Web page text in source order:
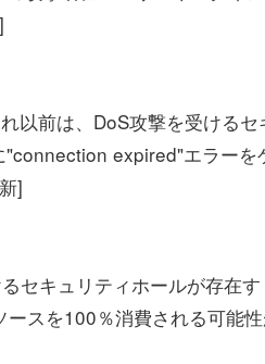
以前は、DoS攻撃を受けるセ
"connection expired"エラーを
]
セキュリティホールが存在す
スを100％消費される可能